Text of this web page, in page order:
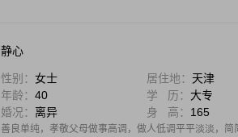
静心
性别： 女士 居住地： 天津
年龄： 40 学 历： 大专
婚况： 离异 身 高： 165
善良单纯，孝敬父母做事高调，做人低调平平淡淡，